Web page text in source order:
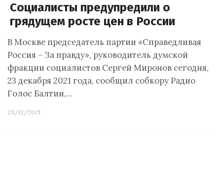
Социалисты предупредили о
грядущем росте цен в России
В Москве председатель партии «Справедливая
Россия – За правду», руководитель думской
фракции социалистов Сергей Миронов сегодня,
23 декабря 2021 года, сообщил собкору Радио
Голос Балтии,…
23/12/2021